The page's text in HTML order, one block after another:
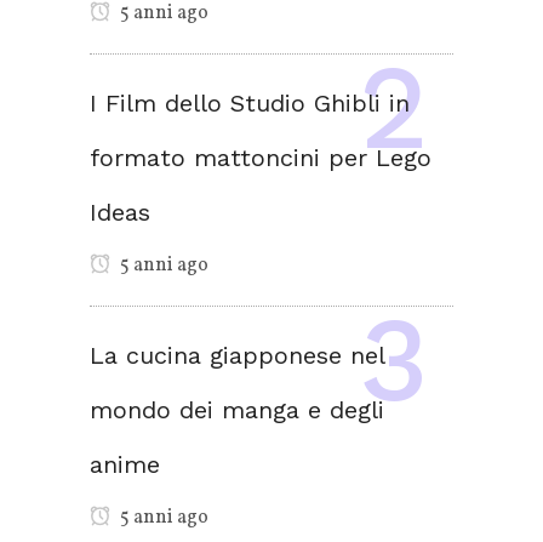
5 anni ago
I Film dello Studio Ghibli in
formato mattoncini per Lego
Ideas
5 anni ago
La cucina giapponese nel
mondo dei manga e degli
anime
5 anni ago